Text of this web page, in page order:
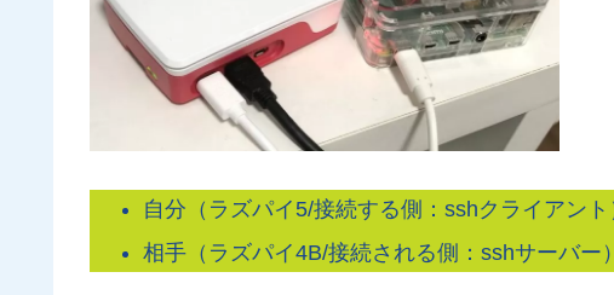
自分（ラズパイ5/接続する側：sshクライアン
相手（ラズパイ4B/接続される側：sshサーバー